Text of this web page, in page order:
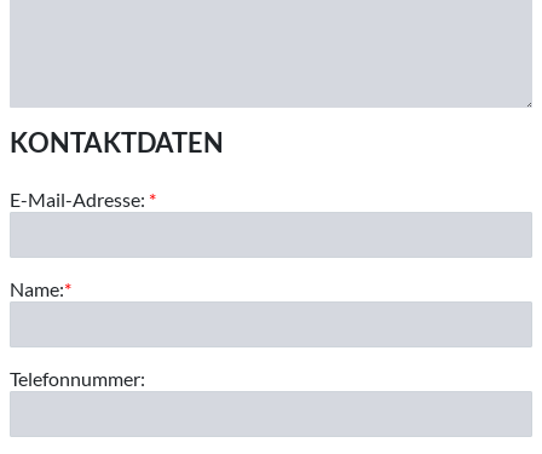
KONTAKTDATEN
E-Mail-Adresse: *
Name:*
Telefonnummer: